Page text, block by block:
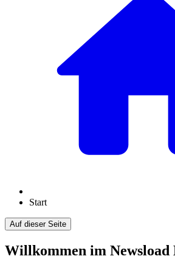
Start
Auf dieser Seite
Willkommen im